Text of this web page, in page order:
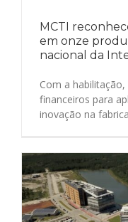
MCTI
em onze
nacional da
Com a
financeiros para
inovação na